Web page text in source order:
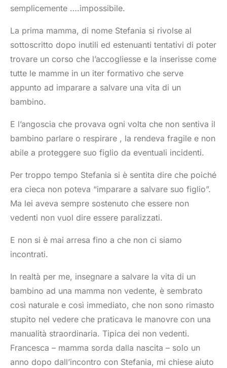
semplicemente ….impossibile.
La prima mamma, di nome Stefania si rivolse al
sottoscritto dopo inutili ed estenuanti tentativi di poter
trovare un corso che l’accogliesse e la inserisse come
tutte le mamme in un iter formativo che serve
appunto ad imparare a salvare una vita di un
bambino.
E l’angoscia che provava ogni volta che non sentiva il
bambino parlare o respirare , la rendeva fragile e non
abile a proteggere suo figlio da eventuali incidenti.
Per troppo tempo Stefania si è sentita dire che poiché
era cieca non poteva “imparare a salvare suo figlio”.
Ma lei aveva sempre sostenuto che essere non
vedenti non vuol dire essere paralizzati.
E non si è mai arresa fino a che non ci siamo
incontrati.
In realtà per me, insegnare a salvare la vita di un
bambino ad una mamma non vedente, è sembrato
così naturale e così immediato, che non sono rimasto
stupito nel vedere che praticava le manovre con una
manualità straordinaria. Tipica dei non vedenti.
Francesca – mamma sorda dalla nascita – solo un
anno dopo dall’incontro con Stefania, mi chiese aiuto